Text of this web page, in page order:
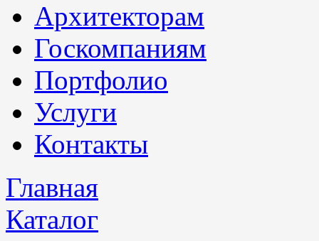
Архитекторам
Госкомпаниям
Портфолио
Услуги
Контакты
Главная
Каталог